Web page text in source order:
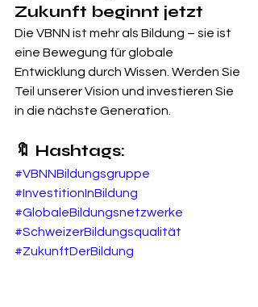
Zukunft beginnt jetzt
Die VBNN ist mehr als Bildung – sie ist
eine Bewegung für globale
Entwicklung durch Wissen. Werden Sie
Teil unserer Vision und investieren Sie
in die nächste Generation.
🔖 Hashtags:
#VBNNBildungsgruppe
#InvestitionInBildung
#GlobaleBildungsnetzwerke
#SchweizerBildungsqualität
#ZukunftDerBildung